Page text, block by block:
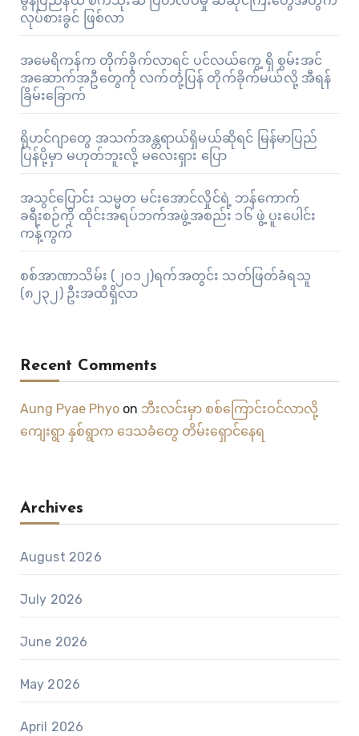
လုပ်စားခွင် ဖြစ်လာ
အမေရိကန်က တိုက်ခိုက်လာရင် ပင်လယ်ကွေ့ ရှိ စွမ်းအင်
အဆောက်အဦတွေကို လက်တုံ့ပြန် တိုက်ခိုက်မယ်လို့ အီရန်
ခြိမ်းခြောက်
ရိုဟင်ဂျာတွေ အသက်အန္တရာယ်ရှိမယ်ဆိုရင် မြန်မာပြည်
ပြန်ပို့မှာ မဟုတ်ဘူးလို့ မလေးရှား ပြော
အသွင်ပြောင်း သမ္မတ မင်းအောင်လှိုင်ရဲ့ ဘန်ကောက်
ခရီးစဉ်ကို ထိုင်းအရပ်ဘက်အဖွဲ့အစည်း ၁၆ ဖွဲ့ ပူးပေါင်း
ကန့်ကွက်
စစ်အာဏာသိမ်း (၂၀၁၂)ရက်အတွင်း သတ်ဖြတ်ခံရသူ
(၈၂၃၂) ဦးအထိရှိလာ
Recent Comments
Aung Pyae Phyoon ဘီးလင်းမှာ စစ်ကြောင်းဝင်လာလို့
ကျေးရွာ နှစ်ရွာက ဒေသခံတွေ တိမ်းရှောင်နေရ
Archives
August 2026
July 2026
June 2026
May 2026
April 2026